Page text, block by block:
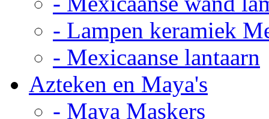
- Lampen keramiek
- Mexicaanse lantaarn
Azteken en Maya's
- Maya Maskers